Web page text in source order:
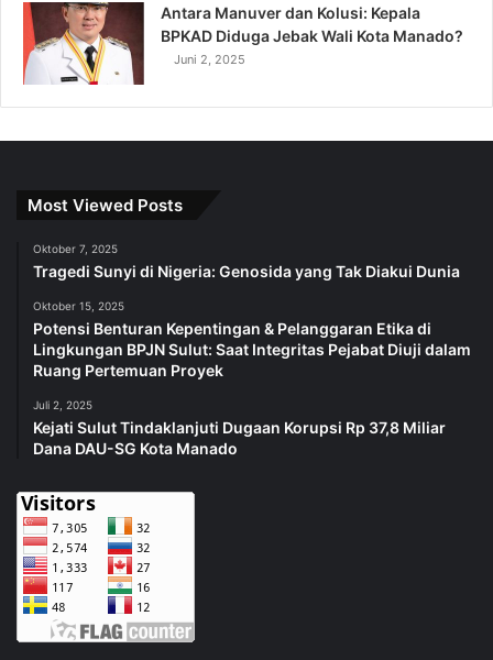
Antara Manuver dan Kolusi: Kepala
BPKAD Diduga Jebak Wali Kota Manado?
Juni 2, 2025
Most Viewed Posts
Oktober 7, 2025
Tragedi Sunyi di Nigeria: Genosida yang Tak Diakui Dunia
Oktober 15, 2025
Potensi Benturan Kepentingan & Pelanggaran Etika di
Lingkungan BPJN Sulut: Saat Integritas Pejabat Diuji dalam
Ruang Pertemuan Proyek
Juli 2, 2025
Kejati Sulut Tindaklanjuti Dugaan Korupsi Rp 37,8 Miliar
Dana DAU-SG Kota Manado